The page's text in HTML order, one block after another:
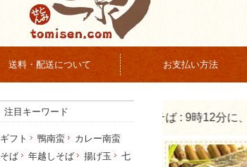
送料・配送について お支払い方法
注目キーワード
ギフト 鴨南蛮
カレー南蛮
そば
年越しそば 揚げ玉
七